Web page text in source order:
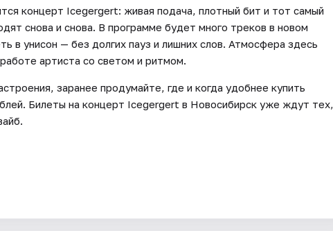
концерт Icegergert: живая подача, плотный бит и тот самый
снова и снова. В программе будет много треков в новом
в унисон — без долгих пауз и лишних слов. Атмосфера здесь
артиста со светом и ритмом.
заранее продумайте, где и когда удобнее купить
Билеты на концерт Icegergert в Новосибирск уже ждут тех,